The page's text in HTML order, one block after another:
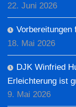
22. Juni 2026
Vorbereitungen
18. Mai 2026
DJK Winfried
Erleichterung ist
9. Mai 2026